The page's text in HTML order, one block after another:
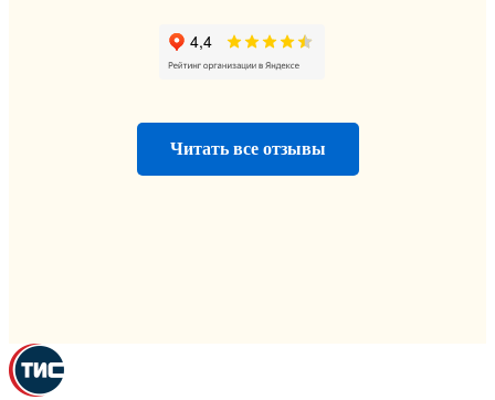
Читать все отзывы